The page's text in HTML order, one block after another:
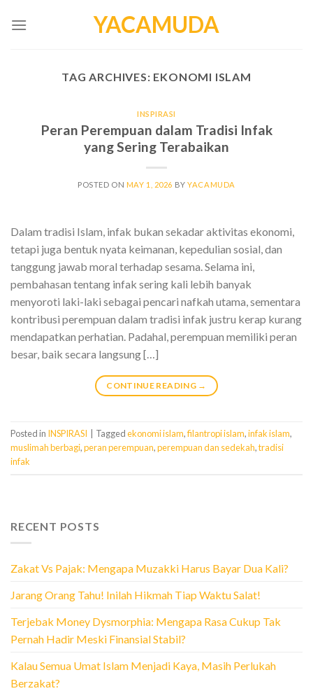
YACAMUDA
TAG ARCHIVES: EKONOMI ISLAM
INSPIRASI
Peran Perempuan dalam Tradisi Infak
yang Sering Terabaikan
POSTED ON MAY 1, 2026 BYYACAMUDA
Dalam tradisi Islam, infak bukan sekadar aktivitas ekonomi,
tetapi juga bentuk nyata keimanan, kepedulian sosial, dan
tanggung jawab moral terhadap sesama. Selama ini,
pembahasan tentang infak sering kali lebih banyak
menyoroti laki-laki sebagai pencari nafkah utama, sementara
kontribusi perempuan dalam tradisi infak justru kerap kurang
mendapatkan perhatian. Padahal, perempuan memiliki peran
besar, baik secara langsung […]
CONTINUE READING →
Posted in INSPIRASI Taggedekonomi islam,filantropi islam,infak islam,
muslimah berbagi,peran perempuan,perempuan dan sedekah,tradisi
infak
RECENT POSTS
Zakat Vs Pajak: Mengapa Muzakki Harus Bayar Dua Kali?
Jarang Orang Tahu! Inilah Hikmah Tiap Waktu Salat!
Terjebak Money Dysmorphia: Mengapa Rasa Cukup Tak
Pernah Hadir Meski Finansial Stabil?
Kalau Semua Umat Islam Menjadi Kaya, Masih Perlukah
Berzakat?